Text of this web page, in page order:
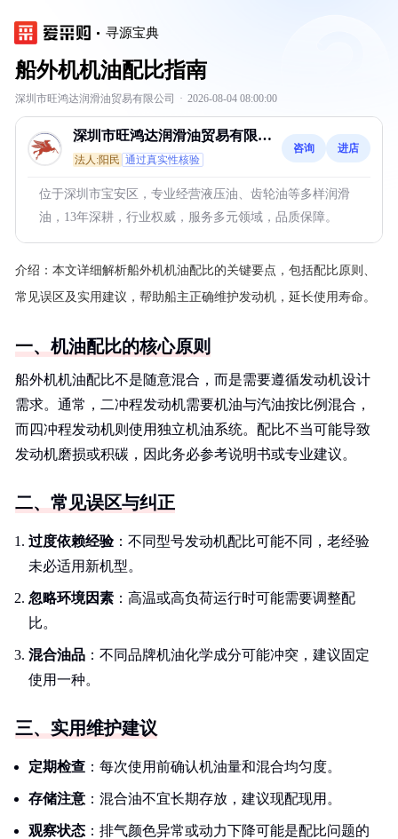
寻源宝典
船外机机油配比指南
深圳市旺鸿达润滑油贸易有限公司 · 2026-08-04 08:00:00
深圳市旺鸿达润滑油贸易有限公
司
法人:阳民 通过真实性核验
咨询 进店
位于深圳市宝安区，专业经营液压油、齿轮油等多样润滑
油，13年深耕，行业权威，服务多元领域，品质保障。
介绍： 本文详细解析船外机机油配比的关键要点，包括配比原则、
常见误区及实用建议，帮助船主正确维护发动机，延长使用寿命。
一、机油配比的核心原则
船外机机油配比不是随意混合，而是需要遵循发动机设计
需求。通常，二冲程发动机需要机油与汽油按比例混合，
而四冲程发动机则使用独立机油系统。配比不当可能导致
发动机磨损或积碳，因此务必参考说明书或专业建议。
二、常见误区与纠正
过度依赖经验：不同型号发动机配比可能不同，老经验
未必适用新机型。
忽略环境因素 ：高温或高负荷运行时可能需要调整配
比。
混合油品 ：不同品牌机油化学成分可能冲突，建议固定
使用一种。
三、实用维护建议
定期检查 ：每次使用前确认机油量和混合均匀度。
存储注意 ：混合油不宜长期存放，建议现配现用。
观察状态 ：排气颜色异常或动力下降可能是配比问题的